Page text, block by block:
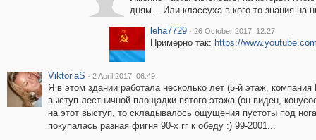
дням... Или классуха в кого-то знания на
leha7729 · 26 October 2017, 12:27
Примерно так: https://
ViktoriaS · 2 April 2017, 06:49
Я в этом здании работала несколько лет (5-й этаж,
выступ лестничной площадки пятого этажа (он виден,
на этот выступ, то складывалось ощущения пустоты под
покупалась разная фигня 90-х гг к обеду :) 99-2001...